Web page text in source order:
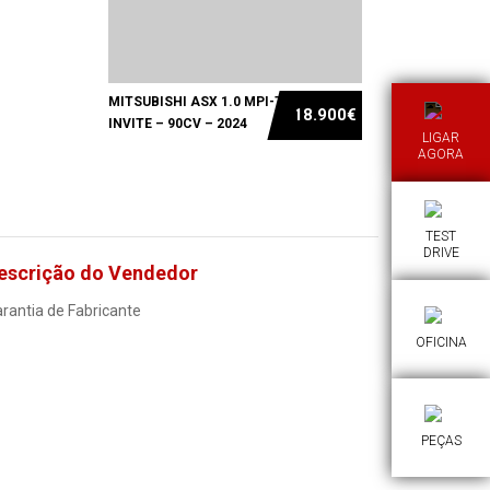
LIGAR
AGORA
TEST
DRIVE
OFICINA
PEÇAS
MITSUBISHI ASX 1.0 MPI-T
INVITE – 90CV – 2024
18.900€
do Vendedor
de Fabricante